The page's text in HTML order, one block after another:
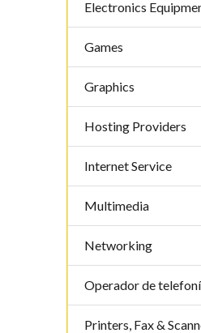
Electronics
Games
Graphics
Hosting Providers
Internet Service
Multimedia
Networking
Operador de
Printers, Fax &